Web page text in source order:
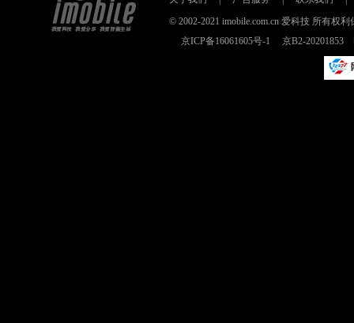
© 2002-2021 imobile.com.cn 爱科技 所有权
京ICP备16061605号-1
京B2-20201853